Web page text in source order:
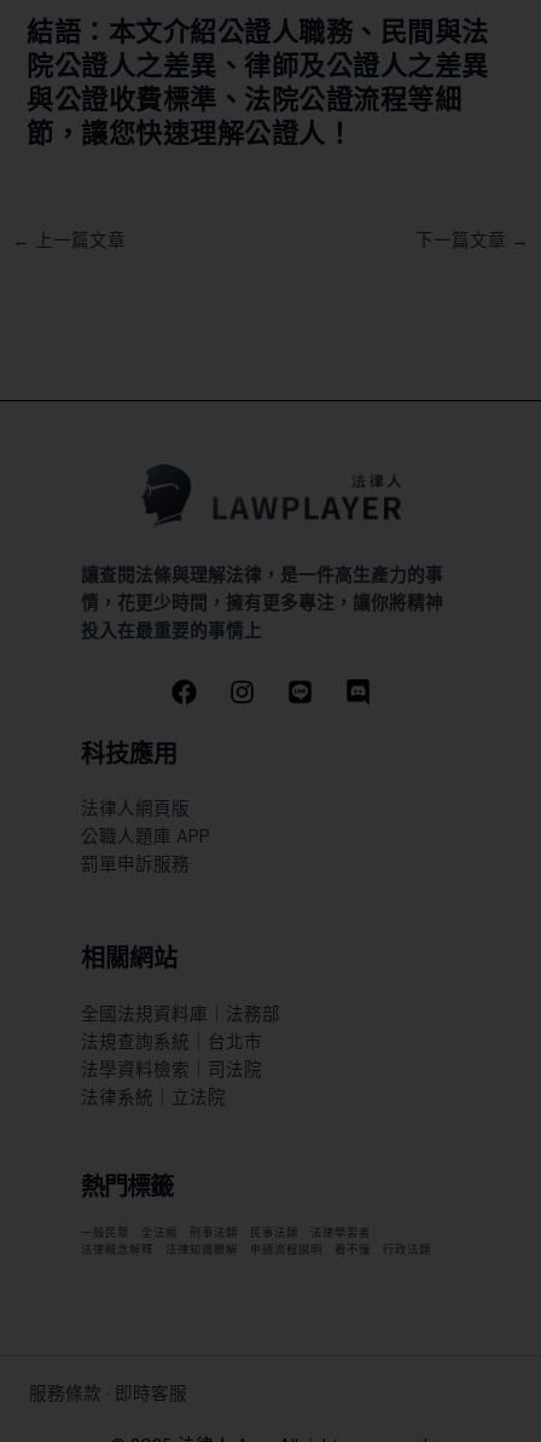
結語：本文介紹公證人職務、民間與法
院公證人之差異、律師及公證人之差異
與公證收費標準、法院公證流程等細
節，讓您快速理解公證人！
← 上一篇文章 下一篇文章 →
讓查閱法條與理解法律，是一件高生產力的事
情，花更少時間，擁有更多專注，讓你將精神
投入在最重要的事情上
科技應用
法律人網頁版
公職人題庫 APP
罰單申訴服務
相關網站
全國法規資料庫｜法務部
法規查詢系統｜台北市
法學資料檢索｜司法院
法律系統｜立法院
熱門標籤
一般民眾 全法規 刑事法類 民事法類
法律學習者
法律概念解釋
法律知識瞭解 申請流程說明 看不懂 行政法類
服務條款 · 即時客服